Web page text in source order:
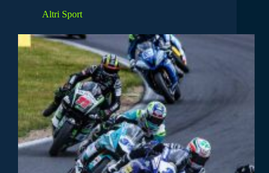
Altri Sport